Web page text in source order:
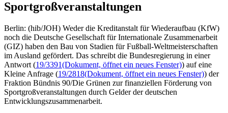
Sportgroßveranstaltungen
Berlin: (hib/JOH) Weder die Kreditanstalt für Wiederaufbau (KfW)
noch die Deutsche Gesellschaft für Internationale Zusammenarbeit
(GIZ) haben den Bau von Stadien für Fußball-Weltmeisterschaften
im Ausland gefördert. Das schreibt die Bundesregierung in einer
Antwort (19/3391(Dokument, öffnet ein neues Fenster)) auf eine
Kleine Anfrage (19/2818(Dokument, öffnet ein neues Fenster)) der
Fraktion Bündnis 90/Die Grünen zur finanziellen Förderung von
Sportgroßveranstaltungen durch Gelder der deutschen
Entwicklungszusammenarbeit.